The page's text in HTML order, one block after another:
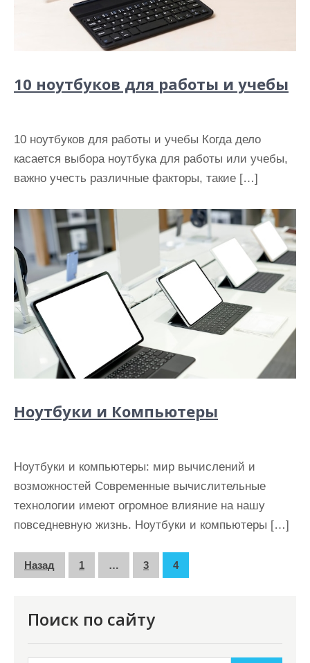
10 ноутбуков для работы и учебы
10 ноутбуков для работы и учебы Когда дело
касается выбора ноутбука для работы или учебы,
важно учесть различные факторы, такие […]
Ноутбуки и Компьютеры
Ноутбуки и компьютеры: мир вычислений и
возможностей Современные вычислительные
технологии имеют огромное влияние на нашу
повседневную жизнь. Ноутбуки и компьютеры […]
ПНазад 1 … 3 4
Поиск по сайту